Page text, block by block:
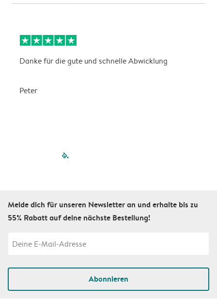
Danke für die gute und schnelle Abwicklung
Peter
filled-pagination
Melde dich für unseren Newsletter an und erhalte bis zu
55% Rabatt auf deine nächste Bestellung!
Abonnieren